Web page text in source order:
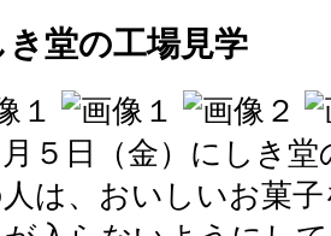
き堂の工場見学
月５日（金）にしき
は、おいしいお菓